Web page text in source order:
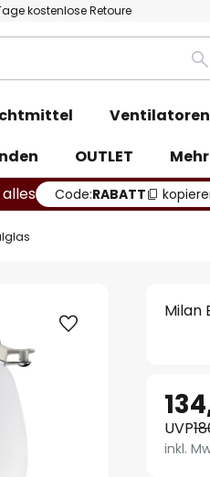
kostenlose Retoure
Ventilatoren
OUTLET
Mehr
Code:RABATT
Milan
UVP
inkl.